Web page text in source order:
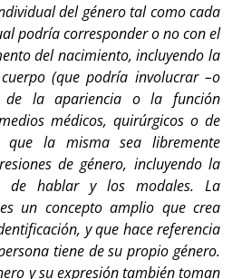
del género tal como cada
podría corresponder o no con el
del nacimiento, incluyendo la
(que podría involucrar –o
de la apariencia o la función
médicos, quirúrgicos o de
que la misma sea libremente
de género, incluyendo la
de hablar y los modales. La
un concepto amplio que crea
y que hace referencia
tiene de su propio género.
y su expresión también toman